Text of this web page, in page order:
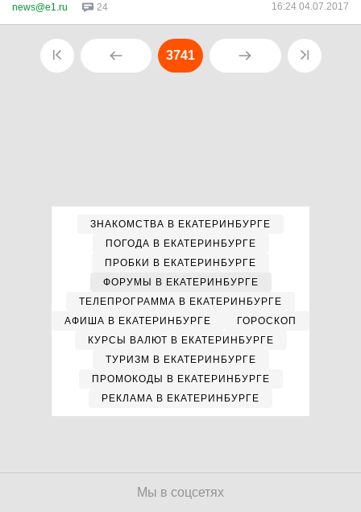
news@e1.ru 24 16:24 04.07.2017
3741
ЗНАКОМСТВА В ЕКАТЕРИНБУРГЕ
ПОГОДА В ЕКАТЕРИНБУРГЕ
ПРОБКИ В ЕКАТЕРИНБУРГЕ
ФОРУМЫ В ЕКАТЕРИНБУРГЕ
ТЕЛЕПРОГРАММА В ЕКАТЕРИНБУРГЕ
АФИША В ЕКАТЕРИНБУРГЕ
ГОРОСКОП
КУРСЫ ВАЛЮТ В ЕКАТЕРИНБУРГЕ
ТУРИЗМ В ЕКАТЕРИНБУРГЕ
ПРОМОКОДЫ В ЕКАТЕРИНБУРГЕ
РЕКЛАМА В ЕКАТЕРИНБУРГЕ
Мы в соцсетях